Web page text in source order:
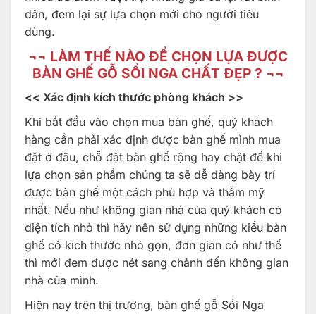
dân, đem lại sự lựa chọn mới cho người tiêu
dùng.
¬¬ LÀM THẾ NÀO ĐỂ CHỌN LỰA ĐƯỢC
BÀN GHẾ GỖ SỒI NGA CHẤT ĐẸP ? ¬¬
<< Xác định kích thước phòng khách >>
Khi bắt đầu vào chọn mua bàn ghế, quý khách
hàng cần phải xác định được bàn ghế mình mua
đặt ở đâu, chỗ đặt bàn ghế rộng hay chật để khi
lựa chọn sản phẩm chúng ta sẽ dễ dàng bày trí
được bàn ghế một cách phù hợp và thẫm mỹ
nhất. Nếu như không gian nhà của quý khách có
diện tích nhỏ thì hãy nên sử dụng những kiểu bàn
ghế có kích thước nhỏ gọn, đơn giản có như thế
thì mới đem được nét sang chảnh đến không gian
nhà của mình.
Hiện nay trên thị trường, bàn ghế gỗ Sồi Nga